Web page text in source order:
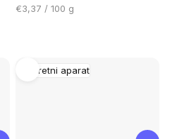
Cijena
€3,37 / 100 g
Pokretni aparat